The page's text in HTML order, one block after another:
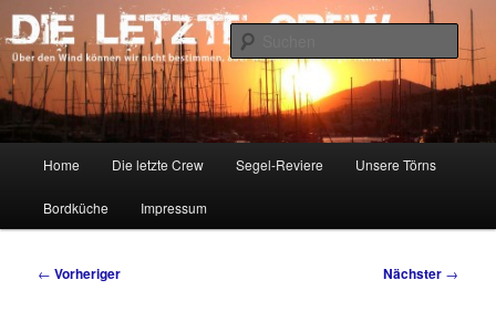
Zum
primären
Inhalt
springenDIE LETZTE CREW
Über den Wind können wir nicht bestimmen, aber wir können die Segel
richten.
Home Die letzte Crew Segel-Reviere Unsere Törns
Bordküche Impressum
Beitragsnavigation
← Vorheriger Nächster →